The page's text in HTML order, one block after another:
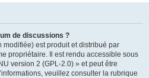
de discussions ?
est produit et distribué par
propriétaire. Il est rendu accessible sous
version 2 (GPL-2.0) » et peut être
veuillez consulter la rubrique